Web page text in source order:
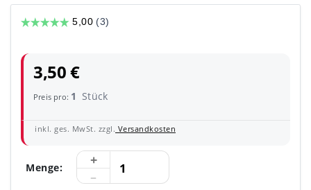
3,50 €
Preis pro: 1 Stück
inkl. ges. MwSt. zzgl. Versandkosten
Menge: